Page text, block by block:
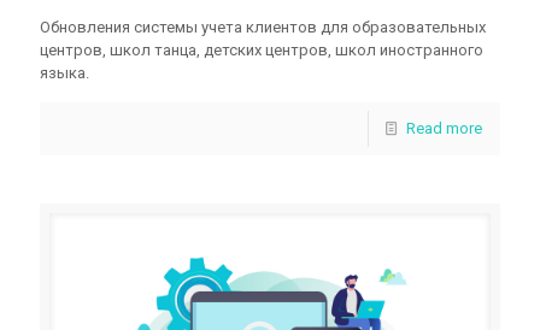
Обновления системы учета клиентов для образовательных
центров, школ танца, детских центров, школ иностранного
языка.
Read more